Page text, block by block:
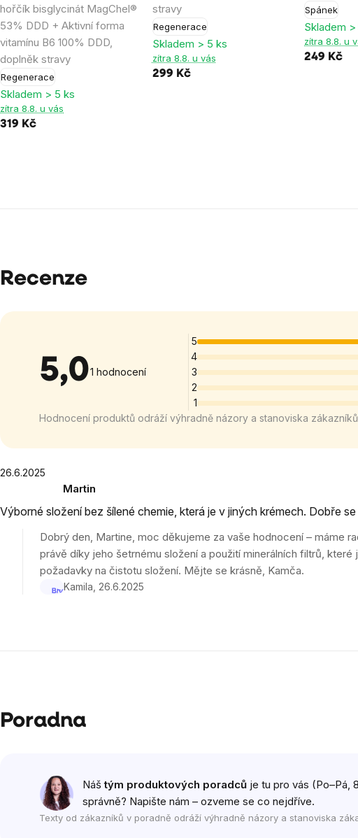
hořčík bisglycinát MagChel®
53% DDD + Aktivní forma
vitamínu B6 100% DDD,
doplněk stravy
Regenerace
Skladem > 5 ks
zítra 8.8. u vás
319 Kč
stravy
Regenerace
Skladem > 5 ks
zítra 8.8. u vás
299 Kč
Spánek
Skladem
zítra 8.8. u
249 Kč
Recenze
5,0Průměrné
je
hvězdiček.
1 hodnocení
5
4
3
2
1
Hodnocení produktů odráží výhradně názory a stanoviska
Výpis
hodnoceníMartin
produktu
26.6.2025
Výborné složení bez šílené chemie, která je v jiných krémech. Dobře
Kamila 26.6.2025
Dobrý den, Martine, moc děkujeme za vaše hodnocení – máme
právě díky jeho šetrnému složení a použití minerálních filtrů,
požadavky na čistotu složení. Mějte se krásně, Kamča.
Poradna
Náštým produktových poradců je tu pro vás (Po–Pá,
správně? Napište nám – ozveme se co nejdříve.
Texty od zákazníků v poradně odráží výhradně názory a stanoviska